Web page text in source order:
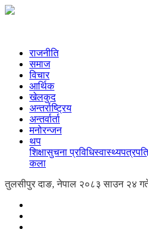
राजनीति
समाज
विचार
आर्थिक
खेलकुद
अन्तर्राष्ट्रिय
अन्तर्वार्ता
मनोरन्जन
थप
शिक्षासुचना प्रविधिस्वास्थ्य
कला
तुलसीपुर दाङ, नेपाल २०८३ साउन २४